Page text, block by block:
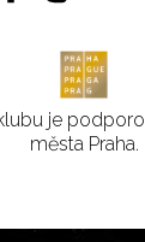
je
města Praha.